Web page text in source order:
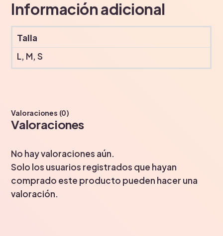
Información adicional
Talla
L, M, S
Valoraciones (0)
Valoraciones
No hay valoraciones aún.
Solo los usuarios registrados que hayan
comprado este producto pueden hacer una
valoración.